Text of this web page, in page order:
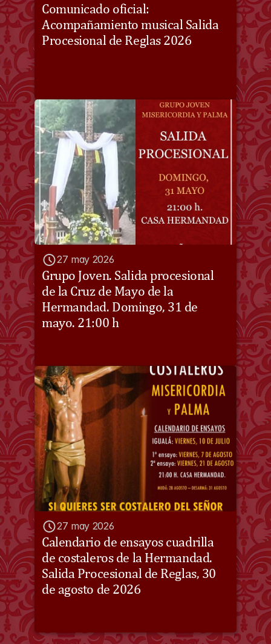
Comunicado oficial:
Acompañamiento musical Salida
Procesional de Reglas 2026
27 may 2026
Grupo Joven. Salida procesional
de la Cruz de Mayo de la
Hermandad. Domingo, 31 de
mayo. 21:00 h
27 may 2026
Calendario de ensayos cuadrilla
de costaleros de la Hermandad.
Salida Procesional de Reglas, 30
de agosto de 2026